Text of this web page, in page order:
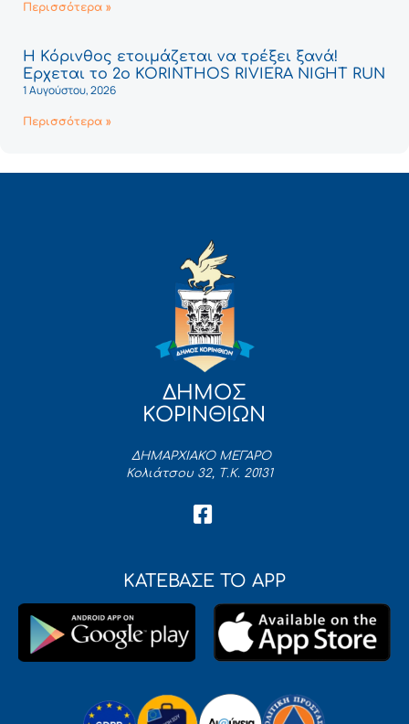
Περισσότερα »
Η Κόρινθος ετοιμάζεται να τρέξει ξανά!
Έρχεται το 2ο KORINTHOS RIVIERA NIGHT RUN
1 Αυγούστου, 2026
Περισσότερα »
ΔΗΜΟΣ
ΚΟΡΙΝΘΙΩΝ
ΔΗΜΑΡΧΙΑΚΟ ΜΕΓΑΡΟ
Κολιάτσου 32, Τ.Κ. 20131
ΚΑΤΕΒΑΣΕ ΤΟ APP